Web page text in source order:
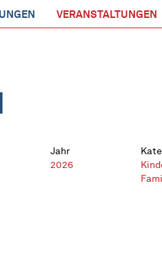
VERANSTALTUNGEN
Jahr
2026